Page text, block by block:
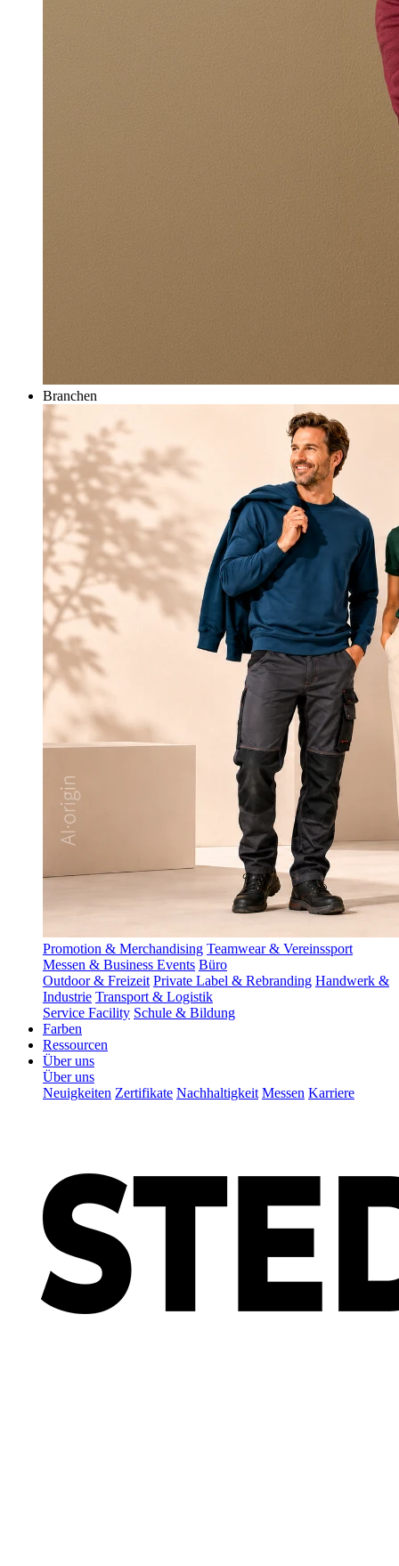
Branchen
Promotion & Merchandising Teamwear & Vereinssport
Messen & Business Events Büro
Outdoor & Freizeit Private Label & Rebranding Handwerk &
Industrie Transport & Logistik
Service Facility Schule & Bildung
Farben
Ressourcen
Über uns
Über uns
Neuigkeiten Zertifikate Nachhaltigkeit Messen Karriere